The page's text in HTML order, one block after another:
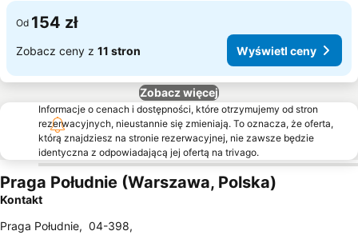
Od 154 zł
Zobacz ceny z 11 stron Wyświetl ceny
Zobacz więcej
Informacje o cenach i dostępności, które otrzymujemy od stron
rezerwacyjnych, nieustannie się zmieniają. To oznacza, że oferta,
którą znajdziesz na stronie rezerwacyjnej, nie zawsze będzie
identyczna z odpowiadającą jej ofertą na trivago.
Praga Południe (Warszawa, Polska)
Kontakt
Praga Południe, 04-398,